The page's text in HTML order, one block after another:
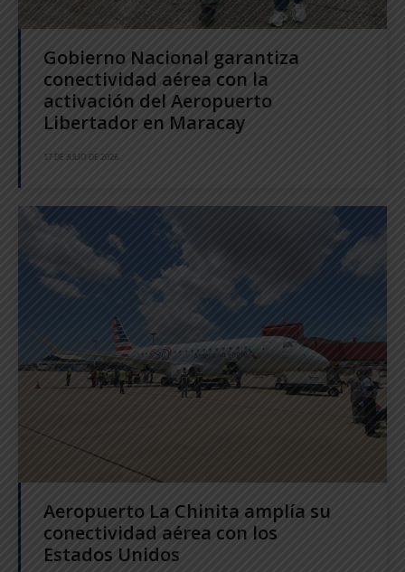
Gobierno Nacional garantiza
conectividad aérea con la
activación del Aeropuerto
Libertador en Maracay
17 DE JULIO DE 2026
Aeropuerto La Chinita amplía su
conectividad aérea con los
Estados Unidos